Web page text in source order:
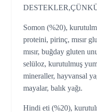
Somon (%20),
proteini, pirinç, mısır
mısır, buğday gluten
selüloz, kurutulmuş
mineraller, hayvansal
mayalar, balık yağı.
Hindi eti (%20),